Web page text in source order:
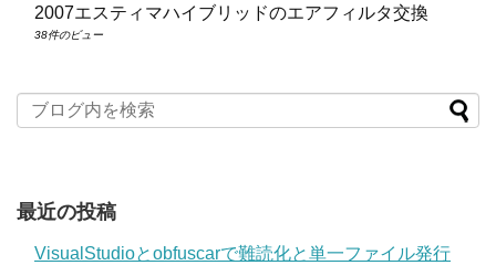
2007エスティマハイブリッドのエアフィルタ交換
38件のビュー
最近の投稿
VisualStudioとobfuscarで難読化と単一ファイル発行